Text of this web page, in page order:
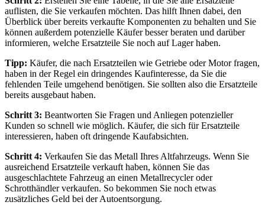
auflisten, die Sie verkaufen möchten. Das hilft Ihnen dabei, den
Überblick über bereits verkaufte Komponenten zu behalten und Sie
können außerdem potenzielle Käufer besser beraten und darüber
informieren, welche Ersatzteile Sie noch auf Lager haben.
Tipp: Käufer, die nach Ersatzteilen wie Getriebe oder Motor fragen,
haben in der Regel ein dringendes Kaufinteresse, da Sie die
fehlenden Teile umgehend benötigen. Sie sollten also die Ersatzteile
bereits ausgebaut haben.
Schritt 3: Beantworten Sie Fragen und Anliegen potenzieller
Kunden so schnell wie möglich. Käufer, die sich für Ersatzteile
interessieren, haben oft dringende Kaufabsichten.
Schritt 4: Verkaufen Sie das Metall Ihres Altfahrzeugs. Wenn Sie
ausreichend Ersatzteile verkauft haben, können Sie das
ausgeschlachtete Fahrzeug an einen Metallrecycler oder
Schrotthändler verkaufen. So bekommen Sie noch etwas
zusätzliches Geld bei der Autoentsorgung.